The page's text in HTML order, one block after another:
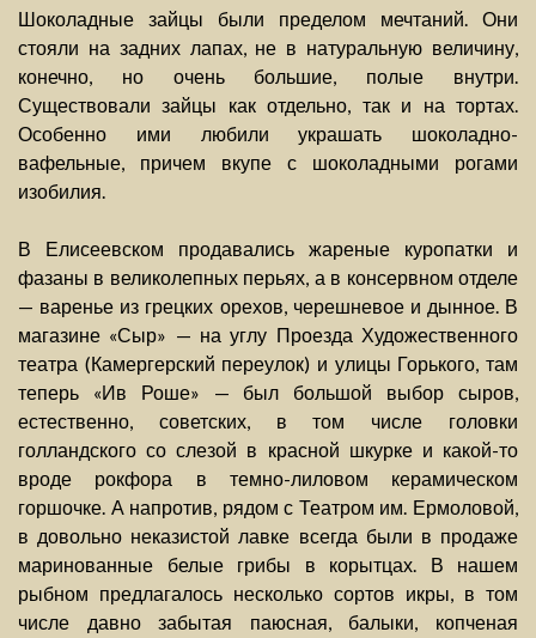
Шоколадные зайцы были пределом мечтаний. Они
стояли на задних лапах, не в натуральную величину,
конечно, но очень большие, полые внутри.
Существовали зайцы как отдельно, так и на тортах.
Особенно ими любили украшать шоколадно-
вафельные, причем вкупе с шоколадными рогами
изобилия.
В Елисеевском продавались жареные куропатки и
фазаны в великолепных перьях, а в консервном отделе
— варенье из грецких орехов, черешневое и дынное. В
магазине «Сыр» — на углу Проезда Художественного
театра (Камергерский переулок) и улицы Горького, там
теперь «Ив Роше» — был большой выбор сыров,
естественно, советских, в том числе головки
голландского со слезой в красной шкурке и какой-то
вроде рокфора в темно-лиловом керамическом
горшочке. А напротив, рядом с Театром им. Ермоловой,
в довольно неказистой лавке всегда были в продаже
маринованные белые грибы в корытцах. В нашем
рыбном предлагалось несколько сортов икры, в том
числе давно забытая паюсная, балыки, копченая